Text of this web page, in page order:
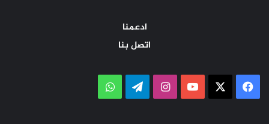
ادعمنا
اتصل بنا
فيسبوك ‫YouTubeانستقرامتيلقرامواتساب